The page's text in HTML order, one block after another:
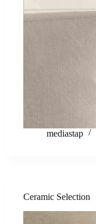
mediastap
Ceramic Selection